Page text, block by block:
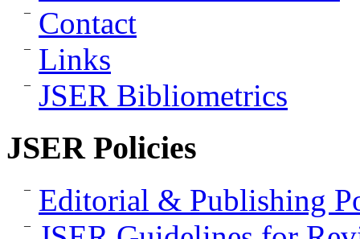
Contact
Links
JSER Bibliometrics
JSER Policies
Editorial & Publishing